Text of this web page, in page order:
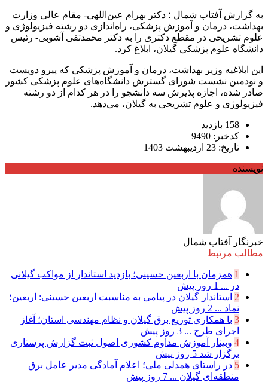
به گزارش آفتاب شمال ؛ دکتر بهرام عین‌اللهی- مقام عالی وزارت
بهداشت، درمان و آموزش پزشکی، راه‌اندازی دو رشته فیزیولوژی و
علوم تشریحی در مقطع دکتری را به دکتر محمدتقی آشوبی- رئیس
دانشگاه علوم پزشکی گیلان، ابلاغ کرد.
این ابلاغیه وزیر بهداشت، درمان و آموزش پزشکی که پیرو دویست
و نودمین نشست شورای گسترش دانشگاه‌های علوم پزشکی کشور
صادر شده، اجازه پذیرش سه دانشجو را در هر کدام از دو رشته
فیزیولوژی و علوم تشریحی به گیلان، می‌دهد.
158 بازدید
کدخبر: 9490
تاریخ: 23 اردیبهشت 1403
نویسنده
خبرنگار آفتاب شمال
مطالب مرتبط
1 همزمان با اربعین حسینی؛ بازدید استاندار از مواکب گیلانی
در ... 1 روز پیش
2 استاندار گیلان در پیامی به مناسبت اربعین حسینی: اربعین؛
نماد ... 2 روز پیش
3 با همکاری توزیع برق گیلان و نظام مهندسی استان؛ آغاز
اجرای طرح ... 3 روز پیش
4 وبینار آموزش مداوم کشوری اصول ثبت گزارش پرستاری
برگزار شد 5 روز پیش
5 در راستای همدلی ملی؛ اعلام آمادگی مدیر عامل برق
منطقه‌ای گیلان ... 7 روز پیش